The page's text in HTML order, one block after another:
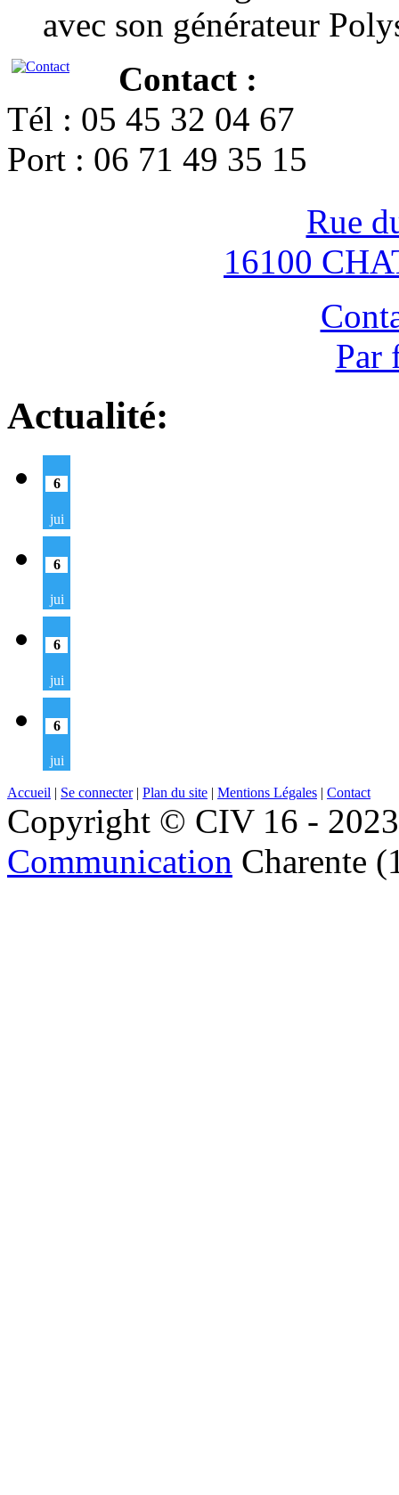
avec son générateur
Contact :
Tél : 05 45 32 04 67
Port : 06 71 49 35 15
Rue
16100
Par
Actualité:
6
jui
6
jui
6
jui
6
jui
Accueil | Se connecter| Plan du site | Mentions Légales | Contact
Copyright © CIV 16 -
Communication Charente